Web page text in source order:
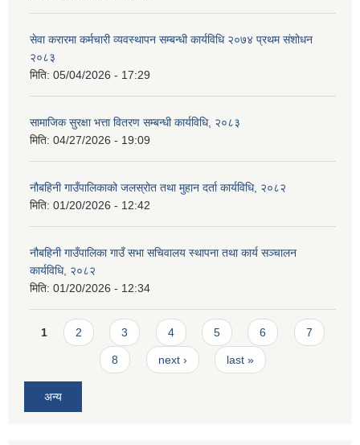
सेवा करारमा कर्मचारी व्यवस्थापन सम्बन्धी कार्यविधि २०७४ प्रथम संशोधन
२०८३
मिति: 05/04/2026 - 17:29
सामाजिक सुरक्षा भत्ता वितरण सम्बन्धी कार्यविधि, २०८३
मिति: 04/27/2026 - 19:09
नौबहिनी गाउँपालिकाको जलस्रोत तथा मुहान दर्ता कार्यविधि, २०८२
मिति: 01/20/2026 - 12:42
नौबहिनी गाउँपालिका गाउँ सभा सचिवालय स्थापना तथा कार्य सञ्चालन
कार्यविधि, २०८२
मिति: 01/20/2026 - 12:34
Pages
1 2 3 4 5 6 7
8 next › last »
अन्य